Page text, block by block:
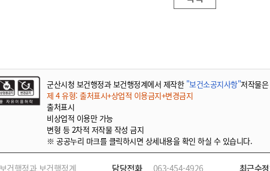
군산시청 보건행정과 보건행정계에서 제작한 "보건소공지사항"저작물은
제 4 유형: 출처표시+상업적 이용금지+변경금지
출처표시
비상업적 이용만 가능
변형 등 2차적 저작물 작성 금지
※ 공공누리 마크를 클릭하시면 상세내용을 확인 하실 수 있습니다.
보건행정과 보건행정계 담당전화 063-454-4926 최근수